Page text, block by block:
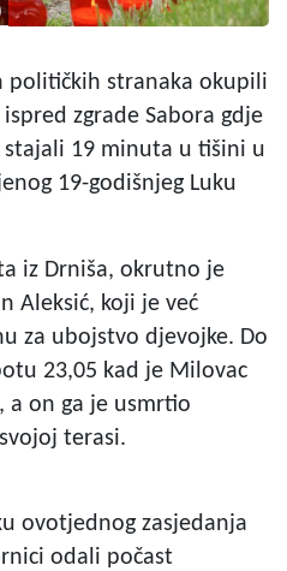
političkih stranaka okupili
zgrade Sabora gdje
19 minuta u tišini u
19-godišnjeg Luku
iz Drniša, okrutno je
Aleksić, koji je već
za ubojstvo djevojke. Do
23,05 kad je Milovac
a on ga je usmrtio
terasi.
ovotjednog zasjedanja
odali počast